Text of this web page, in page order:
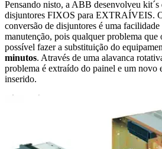
Pensando nisto, a ABB desenvolveu kit´s
disjuntores FIXOS para EXTRAÍVEIS.
conversão de disjuntores é uma facilidade
manutenção, pois qualquer problema que
possível fazer a substituição do
minutos. Através de uma alavanca
problema é extraído do painel e um novo
inserido.